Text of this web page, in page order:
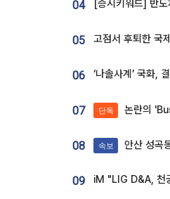
04
05 고점서 후퇴한 국
06
07 단독 논란의 'Busan is
08 속보 안산 성곡동
09